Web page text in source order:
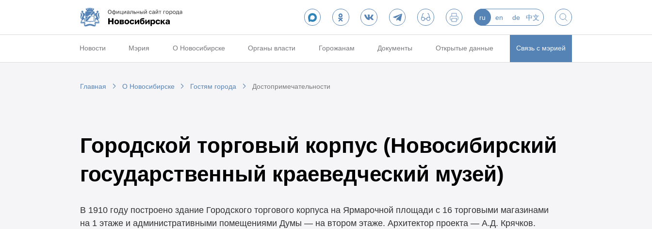
ru en de 中文
Новости Мэрия О Новосибирске Органы власти Горожанам Документы Открытые данные Связь с мэрией
Главная О Новосибирске Гостям города Достопримечательности
Городской торговый корпус (Новосибирский
государственный краеведческий музей)
В 1910 году построено здание Городского торгового корпуса на Ярмарочной площади с 16 торговыми магазинами
на 1 этаже и административными помещениями Думы — на втором этаже. Архитектор проекта — А.Д. Крячков.